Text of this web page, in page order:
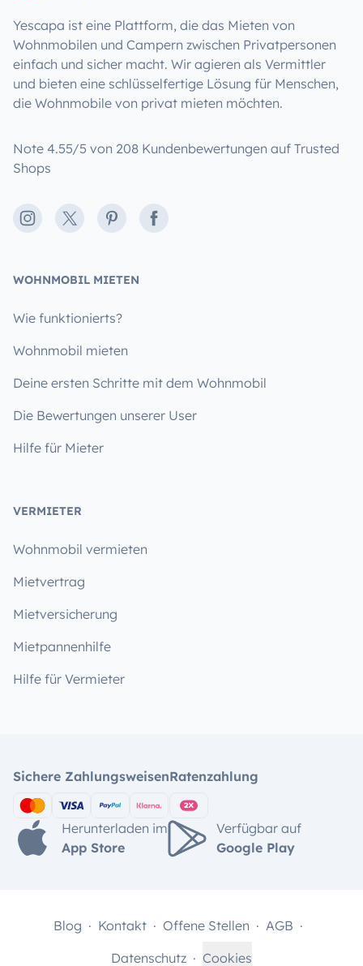
Yescapa ist eine Plattform, die das Mieten von
Wohnmobilen und Campern zwischen Privatpersonen
einfach und sicher macht. Wir agieren als Vermittler
und bieten eine schlüsselfertige Lösung für Menschen,
die Wohnmobile von privat mieten möchten.
Note 4.55/5 von 208 Kundenbewertungen auf Trusted
Shops
Instagram
X PinterestFacebook
WOHNMOBIL MIETEN
Wie funktionierts?
Wohnmobil mieten
Deine ersten Schritte mit dem Wohnmobil
Die Bewertungen unserer User
Hilfe für Mieter
VERMIETER
Wohnmobil vermieten
Mietvertrag
Mietversicherung
Mietpannenhilfe
Hilfe für Vermieter
Sichere ZahlungsweisenRatenzahlung
Herunterladen im
App Store
Verfügbar auf
Google Play
Blog Kontakt Offene Stellen
AGB
Datenschutz
Cookies